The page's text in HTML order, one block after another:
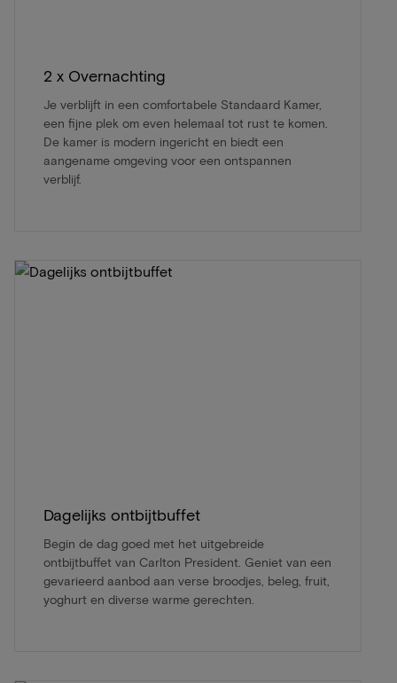
2 x Overnachting
Je verblijft in een comfortabele Standaard Kamer,
een fijne plek om even helemaal tot rust te komen.
De kamer is modern ingericht en biedt een
aangename omgeving voor een ontspannen
verblijf.
Dagelijks ontbijtbuffet
Begin de dag goed met het uitgebreide
ontbijtbuffet van Carlton President. Geniet van een
gevarieerd aanbod aan verse broodjes, beleg, fruit,
yoghurt en diverse warme gerechten.